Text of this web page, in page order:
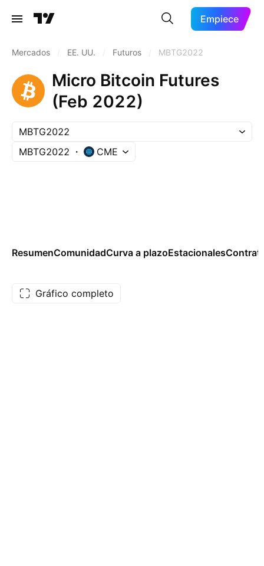
Empiece
Mercados EE. UU. Futuros MBTG2022
Micro Bitcoin Futures
(Feb 2022)
MBTG2022
MBTG2022
CME
ResumenComunidadCurva a plazoEstacionales
Gráfico completo